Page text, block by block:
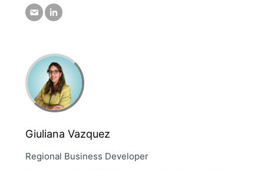
Giuliana Vazquez
Regional Business Developer